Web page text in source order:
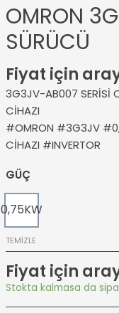
OMRON
SÜRÜCÜ
Fiyat için
3G3JV-AB007 SERİSİ
CİHAZI
#OMRON #3G3JV
CİHAZI #INVERTOR
GÜÇ
0,75KW
TEMIZLE
Fiyat için
Stokta kalmasa da